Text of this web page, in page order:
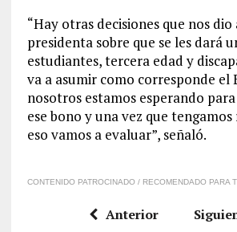
“Hay otras decisiones que nos
presidenta sobre que se les dará
estudiantes, tercera edad y
va a asumir como corresponde el
nosotros estamos esperando
ese bono y una vez que tengamos
eso vamos a evaluar”, señaló.
CONTENIDO PATROCINADO / RECOMENDADO PARA
Anterior